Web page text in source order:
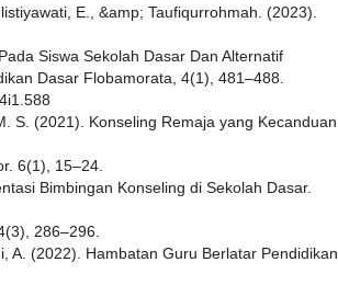
E., &amp; Taufiqurrohmah. (2023).
Siswa Sekolah Dasar Dan Alternatif
Dasar Flobamorata, 4(1), 481–488.
S. (2021). Konseling Remaja yang Kecanduan
6(1), 15–24.
Bimbingan Konseling di Sekolah Dasar.
286–296.
A. (2022). Hambatan Guru Berlatar Pendidikan